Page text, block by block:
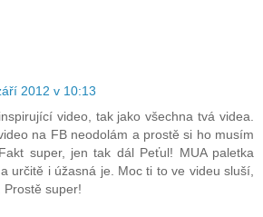
2012 v 10:13
video, tak jako všechna tvá videa.
na FB neodolám a prostě si ho musím
super, jen tak dál Peťul! MUA paletka
určitě i úžasná je. Moc ti to ve videu sluší,
super!